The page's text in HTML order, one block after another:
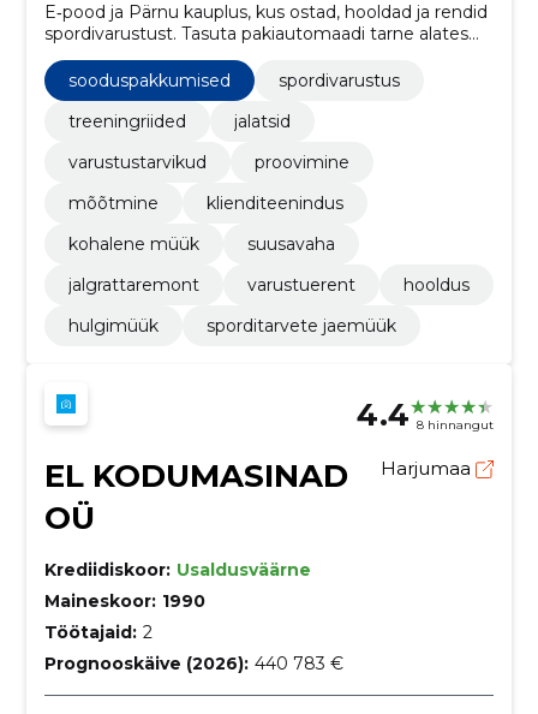
E‑pood ja Pärnu kauplus, kus ostad, hooldad ja rendid
spordivarustust. Tasuta pakiautomaadi tarne alates
€40; kontoomanikele -10%.
sooduspakkumised
spordivarustus
treeningriided
jalatsid
varustustarvikud
proovimine
mõõtmine
klienditeenindus
kohalene müük
suusavaha
jalgrattaremont
varustuerent
hooldus
hulgimüük
sporditarvete jaemüük
4.4 8 hinnangut
EL KODUMASINAD
OÜ
Harjumaa
Krediidiskoor: Usaldusväärne
Maineskoor: 1990
Töötajaid: 2
Prognooskäive (2026): 440 783 €